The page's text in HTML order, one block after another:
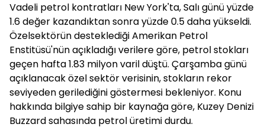
Vadeli petrol kontratları New York'ta, Salı günü yüzde
1.6 değer kazandıktan sonra yüzde 0.5 daha yükseldi.
Özelsektörün desteklediği Amerikan Petrol
Enstitüsü'nün açıkladığı verilere göre, petrol stokları
geçen hafta 1.83 milyon varil düştü. Çarşamba günü
açıklanacak özel sektör verisinin, stokların rekor
seviyeden gerilediğini göstermesi bekleniyor. Konu
hakkında bilgiye sahip bir kaynağa göre, Kuzey Denizi
Buzzard sahasında petrol üretimi durdu.